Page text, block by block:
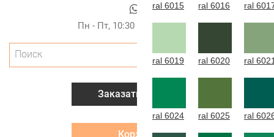
Пн - Пт, 10:30 - 20:00 (г.Астана)
Поиск
Заказать звонок
Корзина
ral 6015 ral 6016 ral
ral 6019 ral 6020 ral
ral 6024 ral 6025 ral